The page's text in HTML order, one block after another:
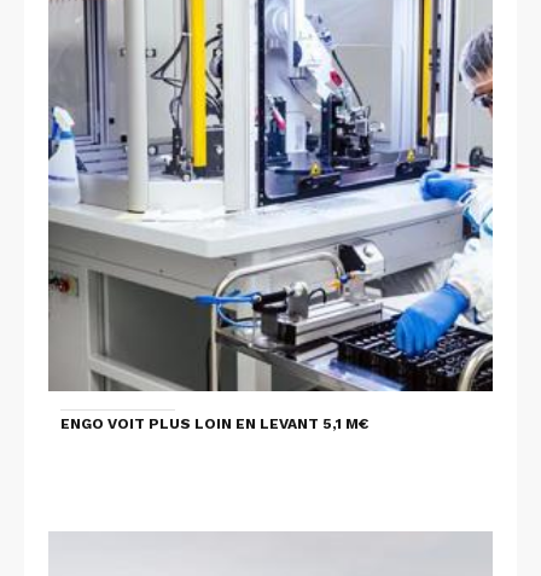
ENGO VOIT PLUS LOIN EN LEVANT 5,1 M€